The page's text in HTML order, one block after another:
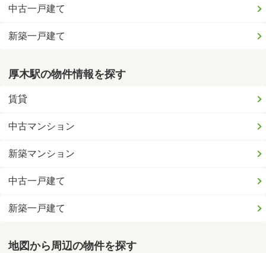
中古一戸建て
新築一戸建て
厚木駅の物件情報を探す
賃貸
中古マンション
新築マンション
中古一戸建て
新築一戸建て
地図から周辺の物件を探す